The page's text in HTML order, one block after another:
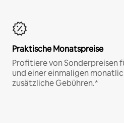
Praktische Monatspreise
Profitiere von Sonderpreisen
und einer einmaligen
zusätzliche Gebühren.*